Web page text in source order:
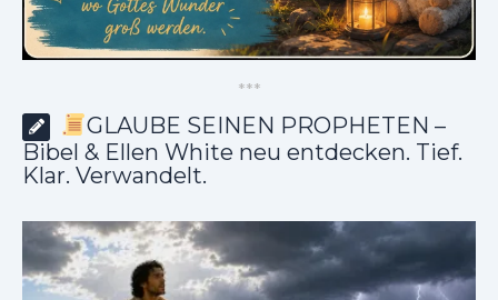
***
GLAUBE SEINEN PROPHETEN –
Bibel & Ellen White neu entdecken. Tief.
Klar. Verwandelt.